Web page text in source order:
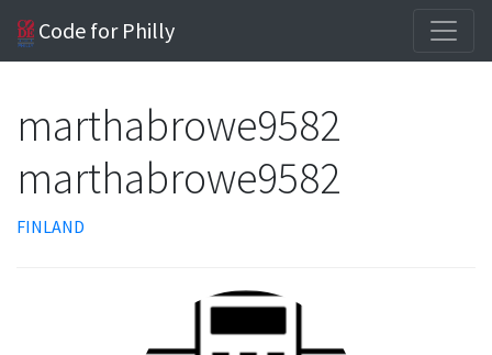
Code for Philly
marthabrowe9582
marthabrowe9582
FINLAND